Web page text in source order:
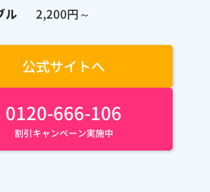
ル 2,200円～
公式サイトへ
0120-666-106
割引キャンペーン実施中